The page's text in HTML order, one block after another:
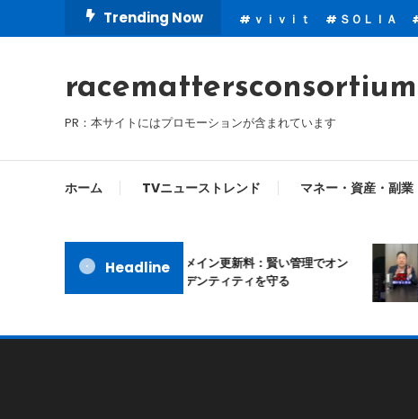
To
Trending Now ｖｉｖｉｔ ＳＯＬＩＡ
PR：本サイトにはプロモーションが含まれています
ホーム TVニューストレンド マネー・資産・副業
Headline
ムームードメイン更新料：賢い管理でオン
ラインアイデンティティを守る